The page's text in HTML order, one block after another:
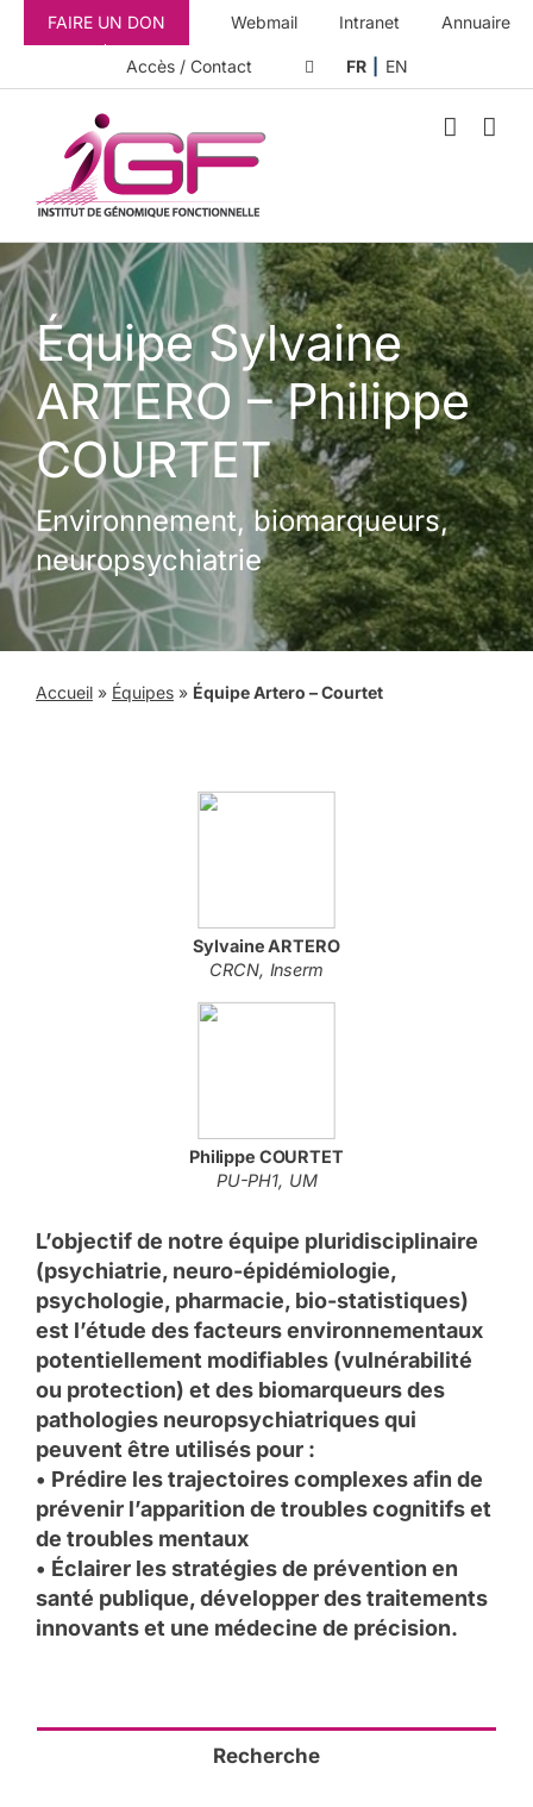
PasserFAIRE UN DON Webmail Intranet Annuaire
Accès / Contact FR EN
Équipe Sylvaine
ARTERO – Philippe
COURTET
Environnement, biomarqueurs,
neuropsychiatrie
Accueil» Équipes» Équipe Artero – Courtet
SylvaineARTERO
CRCN, Inserm
Philippe COURTET
PU-PH1, UM
L’objectif de notre équipe pluridisciplinaire
(psychiatrie, neuro-épidémiologie,
psychologie, pharmacie, bio-statistiques)
est l’étude des facteurs environnementaux
potentiellement modifiables (vulnérabilité
ou protection) et des biomarqueurs des
pathologies neuropsychiatriques qui
peuvent être utilisés pour :
• Prédire les trajectoires complexes afin de
prévenir l’apparition de troubles cognitifs et
de troubles mentaux
• Éclairer les stratégies de prévention en
santé publique, développer des traitements
innovants et une médecine de précision.
Recherche